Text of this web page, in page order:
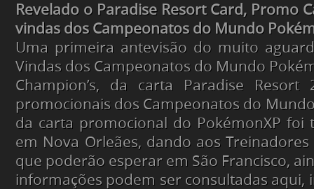
Revelado o Paradise Resort Card, Promo
vindas dos Campeonatos do Mundo
Uma primeira antevisão do muito
Vindas dos Campeonatos do Mundo
Champion’s, da carta Paradise Resort
promocionais dos Campeonatos do
da carta promocional do PokémonXP foi
em Nova Orleães, dando aos
que poderão esperar em São Francisco,
informações podem ser consultadas ​aqui,